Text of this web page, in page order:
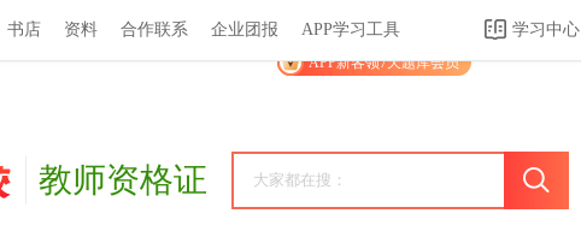
书店 资料 合作联系 企业团报 APP学习工具 学习中心
书店 资料 关于我们 帮助中心 APP学习工具
APP新客领7天题库会员
渠道合作 企业团报
教师资格证